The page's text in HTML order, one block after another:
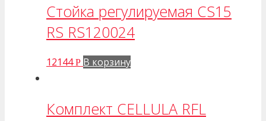
Стойка регулируемая CS15
RS RS120024
12144Р В корзину
Комплект CELLULA RFL